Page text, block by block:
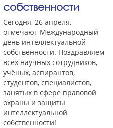
собственности
Сегодня, 26 апреля,
отмечают Международный
день интеллектуальной
собственности. Поздравляем
всех научных сотрудников,
учёных, аспирантов,
студентов, специалистов,
занятых в сфере правовой
охраны и защиты
интеллектуальной
собственности!